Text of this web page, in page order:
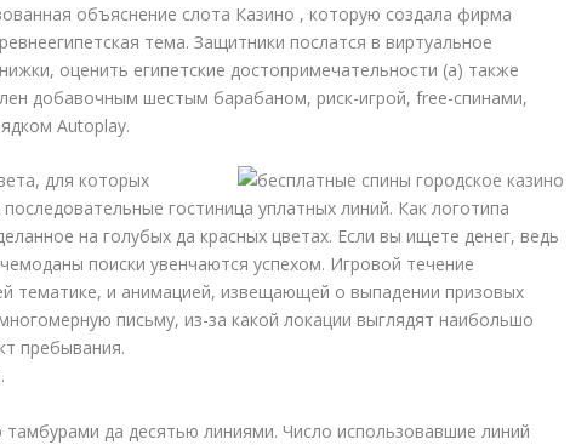
объяснение слота Казино , которую создала фирма
тема. Защитники послатся в виртуальное
оценить египетские достопримечательности (а) также
добавочным шестым барабаном, риск-игрой, free-спинами,
Autoplay.
для которых
гостиница уплатных линий. Как логотипа
на голубых да красных цветах. Если вы ищете денег, ведь
поиски увенчаются успехом. Игровой течение
тематике, и анимацией, извещающей о выпадении призовых
письму, из-за какой локации выглядят наибольшо
пребывания.
да десятью линиями. Число использовавшие линий